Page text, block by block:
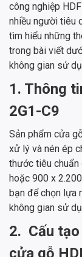
công nghiệp
nhiều người tiêu
tìm hiểu những
trong bài viết
không gian sử
1. Thông
2G1-C9
Sản phẩm cửa
xử lý và nén ép
thước tiêu chuẩn
hoặc 900 x
bạn để chọn lựa
không gian sử
2. Cấu
cửa gỗ